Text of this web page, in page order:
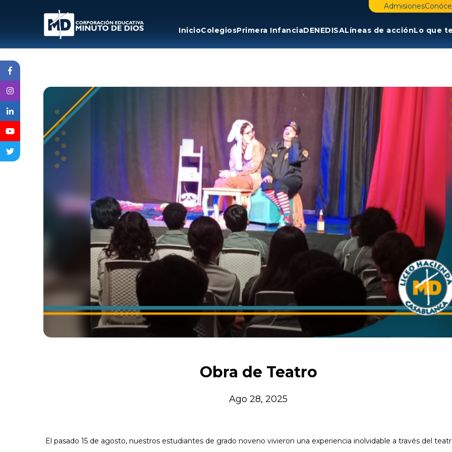
Admisiones
InicioColegiosPrimera InfanciaDENEDISALíneas de acciónLo que
Obra de Teatro
Ago 28, 2025
El pasado 15 de agosto, nuestros estudiantes de grado noveno vivieron una experiencia inolvidable a través del